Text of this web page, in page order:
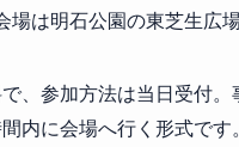
場は明石公園の東芝生広場
、参加方法は当日受付。
内に会場へ行く形式です